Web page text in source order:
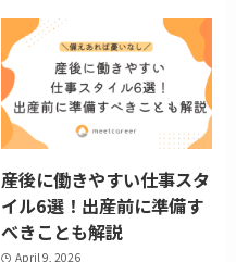
産後に働きやすい仕事スタ
イル6選！出産前に準備す
べきことも解説
April 9, 2026